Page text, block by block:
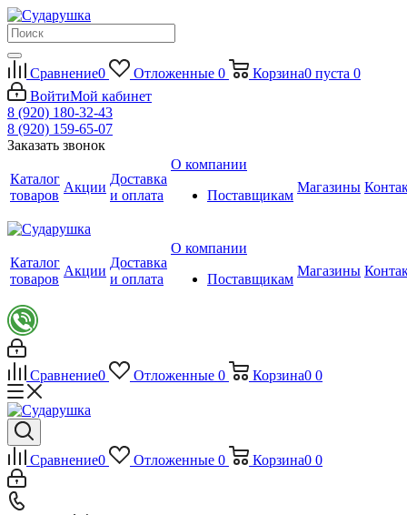
Сравнение0 Отложенные 0 Корзина0 пуста 0
ВойтиМой кабинет
8 (920) 180-32-43
8 (920) 159-65-07
Заказать звонок
Каталог
товаров
Акции
Доставка
и оплата
О компании
Поставщикам
Магазины
Каталог
товаров
Акции
Доставка
и оплата
О компании
Поставщикам
Магазины
Сравнение0 Отложенные 0 Корзина0 0
Сравнение0 Отложенные 0 Корзина0 0